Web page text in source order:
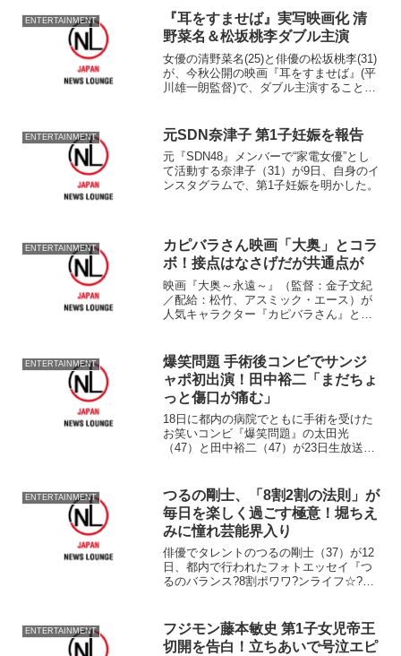
ENTERTAINMENT
『耳をすませば』実写映画化 清
野菜名＆松坂桃李ダブル主演
女優の清野菜名(25)と俳優の松坂桃李(31)
が、今秋公開の映画『耳をすませば』(平
川雄一朗監督)で、ダブル主演することが
ENTERTAINMENT 元SDN奈津子 第1子妊娠を報告
元『SDN48』メンバーで“家電女優”とし
て活動する奈津子（31）が9日、自身のイ
ンスタグラムで、第1子妊娠を明かした。
ENTERTAINMENT
カピバラさん映画「大奥」とコラ
ボ！接点はなさげだが共通点が
映画『大奥～永遠～』（監督：金子文紀
／配給：松竹、アスミック・エース）が
人気キャラクター『カピバラさん』とコ
ゆる可愛いいキャラクター。『ホワイト
さん』や『リーゼントくん...
ENTERTAINMENT
爆笑問題 手術後コンビでサンジ
ャポ初出演！田中裕二「まだちょ
っと傷口が痛む」
18日に都内の病院でともに手術を受けた
お笑いコンビ『爆笑問題』の太田光
（47）と田中裕二（47）が23日生放送の
出演した。 声帯ポリープの手術を受け
た太田は田中よ...
ENTERTAINMENT
つるの剛士、「8割2割の法則」が
毎日を楽しく過ごす極意！堀ちえ
みに憧れ芸能界入り
俳優でタレントのつるの剛士（37）が12
日、都内で行われたフォトエッセイ『つ
るのバランス?8割ポワワ?ンライフ☆?』
り、将棋、音楽、バイクなど多趣味。さ
ら...
ENTERTAINMENT
フジモン藤本敏史 第1子女児帝王
切開を告白！立ちあいで号泣エピ